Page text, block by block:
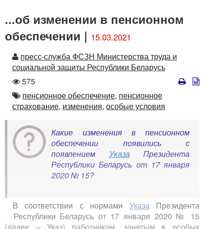
...об изменении в пенсионном
обеспечении | 15.03.2021
Автор
пресс-служба ФСЗН Министерства труда и
социальной защиты Республики Беларусь
Количество
просмотров
575
Автор
пенсионное обеспечение, пенсионное
страхование, изменения, особые условия
Какие изменения в пенсионном
обеспечении появились с
появлением УказаПрезидента
Республики Беларусь от 17 января
2020 № 15?
В соответствии с нормами УказаПрезидента
Республики Беларусь от 17 января 2020 № 15